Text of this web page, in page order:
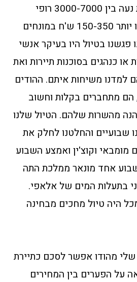
בהם. הכנסה ממוצעת נעה בין 3000-7000 רופי
לחודש שהם פחות או יותר 150-350 ש'ח במונחים
פגשנו בטיול היו בעיקר אנשי
או כנהגים בסוכנות תיירות ואת
למדנו משיחות איתם. ההודים
הם מתחברים בקלות וחשוב
מהשרות שלהם. הטיול שלנו
שבועיים והחלטנו לחלק את
מומבאי וקוצ'ין ואמצע השבוע
אחד מונאר ממלכת התה
בתעלות המים של אלאפי.
היה טיול מחכים מבחינה
מהודו אפשר לסכם כתיירת
על הפערים בין המחירים